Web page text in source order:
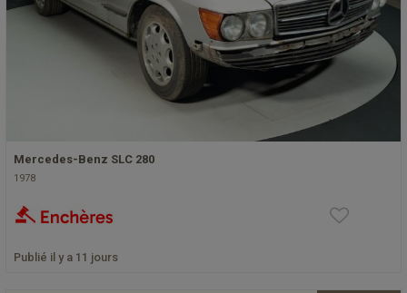
Mercedes-Benz SLC 280
1978
Publié il y a 11 jours